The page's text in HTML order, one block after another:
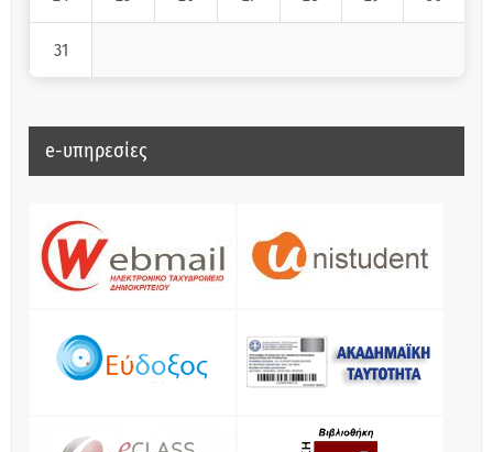
31
e-υπηρεσίες